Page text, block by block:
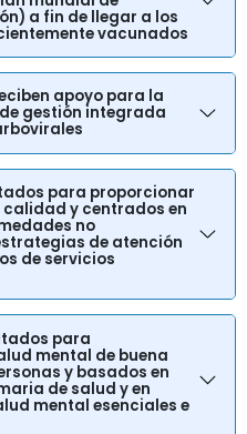
a fin de llegar a los
vacunados
apoyo para la
gestión integrada
para proporcionar
calidad y centrados en
no
de atención
de servicios
para
mental de buena
y basados en
de salud y en
mental esenciales e